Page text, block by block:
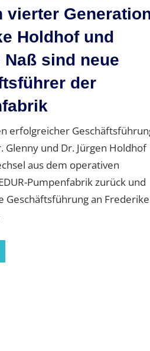
vierter
Holdhof und
Naß sind neue
der
erfolgreicher
Glenny und Dr. Jürgen Holdhof
aus dem operativen
Pumpenfabrik zurück und
Geschäftsführung an Frederike